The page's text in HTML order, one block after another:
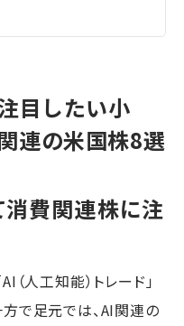
目したい小
連の米国株8選
費関連株に注
（人工知能）トレード」
で足元では、AI関連の